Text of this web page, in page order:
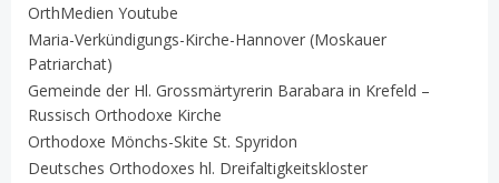
OrthMedien Youtube
Maria-Verkündigungs-Kirche-Hannover (Moskauer
Patriarchat)
Gemeinde der Hl. Grossmärtyrerin Barabara in Krefeld –
Russisch Orthodoxe Kirche
Orthodoxe Mönchs-Skite St. Spyridon
Deutsches Orthodoxes hl. Dreifaltigkeitskloster